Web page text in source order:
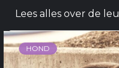
Lees alles over de
HOND